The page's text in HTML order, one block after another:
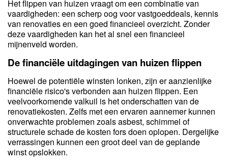
Het flippen van huizen vraagt om een combinatie van
vaardigheden: een scherp oog voor vastgoeddeals, kennis
van renovaties en een goed financieel overzicht. Zonder
deze vaardigheden kan het al snel een financieel
mijnenveld worden.
De financiële uitdagingen van huizen flippen
Hoewel de potentiële winsten lonken, zijn er aanzienlijke
financiële risico's verbonden aan huizen flippen. Een
veelvoorkomende valkuil is het onderschatten van de
renovatiekosten. Zelfs met een ervaren aannemer kunnen
onverwachte problemen zoals asbest, schimmel of
structurele schade de kosten fors doen oplopen. Dergelijke
verrassingen kunnen een groot deel van de geplande
winst opslokken.